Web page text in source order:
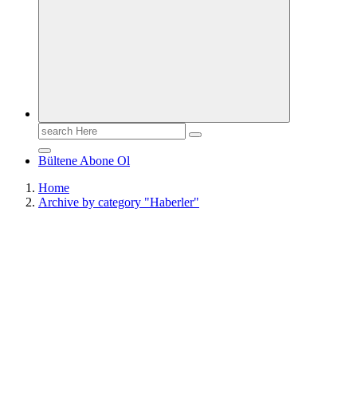
Search
for:
Bültene Abone Ol
Home
Archive by category "Haberler"